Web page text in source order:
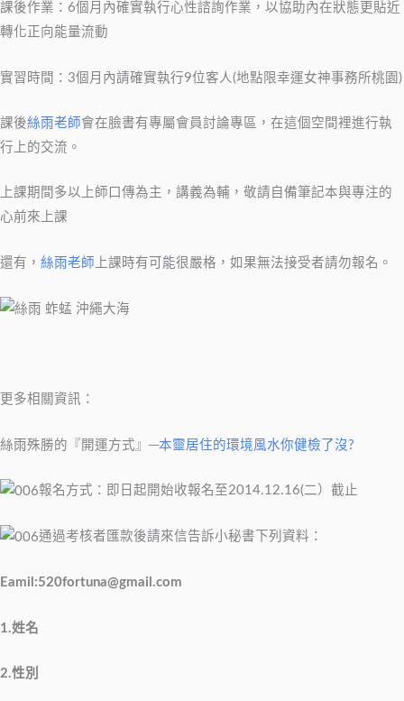
課後作業：6個月內確實執行心性諮詢作業，以協助內在狀態更貼近
轉化正向能量流動
實習時間：3個月內請確實執行9位客人(地點限幸運女神事務所桃園)
課後絲雨老師會在臉書有專屬會員討論專區，在這個空間裡進行執
行上的交流。
上課期間多以上師口傳為主，講義為輔，敬請自備筆記本與專注的
心前來上課
還有， 絲雨老師 上課時有可能很嚴格，如果無法接受者請勿報名。
更多相關資訊：
絲雨殊勝的『開運方式』─本靈居住的環境風水你健檢了沒?
報名方式：即日起開始收報名至2014.12.16(二）截止
通過考核者匯款後請來信告訴小秘書下列資料：
Eamil:520fortuna@gmail.com
1.姓名
2.性別